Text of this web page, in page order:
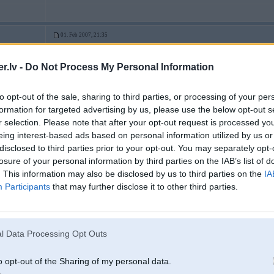
- Do Not Process My Personal Information
opt-out of the sale, sharing to third parties, or processing of your
for targeted advertising by us, please use the below opt-out
selection. Please note that after your opt-out request is processed
interest-based ads based on personal information utilized by us
to third parties prior to your opt-out. You may separately
of your personal information by third parties on the IAB’s list of
This information may also be disclosed by us to third parties on the
Participants that may further disclose it to other third parties.
Data Processing Opt Outs
opt-out of the Sharing of my personal data.
01. Feb 2007, 21:35
BMW
2006-10-03 00:57, Mikuzz rakstīja: